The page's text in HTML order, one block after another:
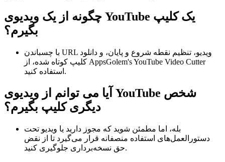
چگونه از یک ویدیوی YouTube یک کلیپ
بگیرم؟
با چسباندن URL ویدیو، تنظیم نقطه شروع و پایان، و دانلود
کلیپ کوتاه شده، از AppsGolem's YouTube Video Cutter
استفاده کنید.
آیا می توانم از ویدیوی YouTube شخص
دیگری کلیپ بگیرم؟
بله، اما مطمئن شوید که مجوز دارید یا ویدیو تحت
دستورالعمل‌های استفاده منصفانه قرار می‌گیرد تا از نقض
حق نسخه‌برداری جلوگیری کنید.